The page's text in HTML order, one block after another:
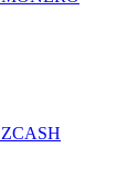
ZCASH